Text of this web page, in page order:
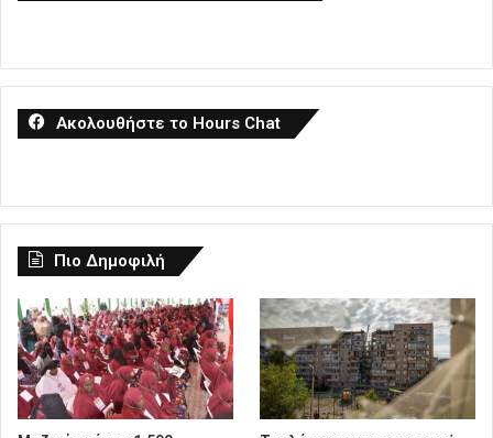
Ακολουθήστε το Hours Chat
Πιο Δημοφιλή